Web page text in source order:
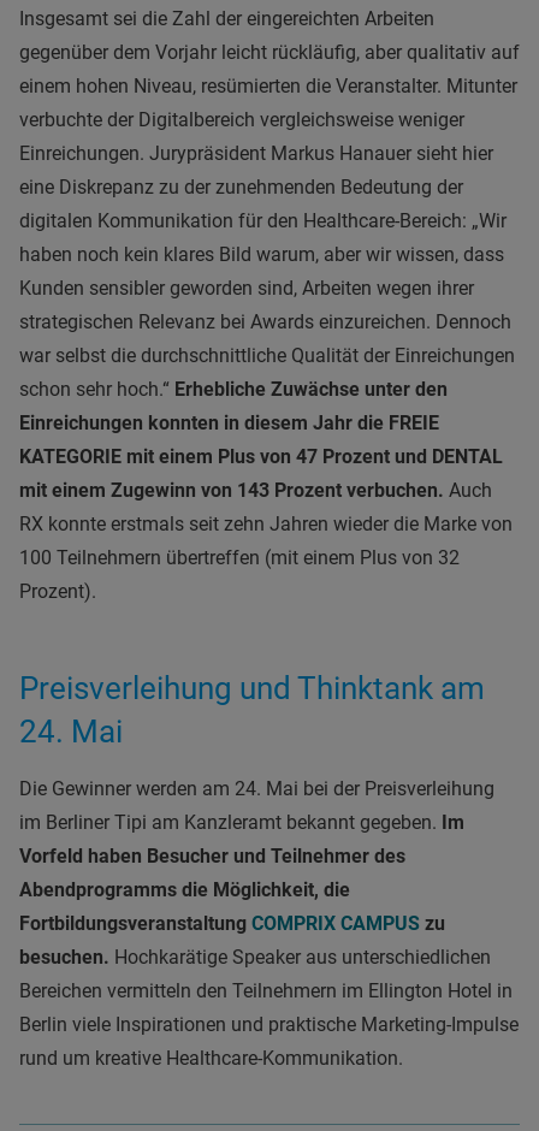
Insgesamt sei die Zahl der eingereichten Arbeiten
gegenüber dem Vorjahr leicht rückläufig, aber qualitativ auf
einem hohen Niveau, resümierten die Veranstalter. Mitunter
verbuchte der Digitalbereich vergleichsweise weniger
Einreichungen. Jurypräsident Markus Hanauer sieht hier
eine Diskrepanz zu der zunehmenden Bedeutung der
digitalen Kommunikation für den Healthcare-Bereich: „Wir
haben noch kein klares Bild warum, aber wir wissen, dass
Kunden sensibler geworden sind, Arbeiten wegen ihrer
strategischen Relevanz bei Awards einzureichen. Dennoch
war selbst die durchschnittliche Qualität der Einreichungen
schon sehr hoch.“ Erhebliche Zuwächse unter den
Einreichungen konnten in diesem Jahr die FREIE
KATEGORIE mit einem Plus von 47 Prozent und DENTAL
mit einem Zugewinn von 143 Prozent verbuchen. Auch
RX konnte erstmals seit zehn Jahren wieder die Marke von
100 Teilnehmern übertreffen (mit einem Plus von 32
Prozent).
Preisverleihung und Thinktank am
24. Mai
Die Gewinner werden am 24. Mai bei der Preisverleihung
im Berliner Tipi am Kanzleramt bekannt gegeben. Im
Vorfeld haben Besucher und Teilnehmer des
Abendprogramms die Möglichkeit, die
Fortbildungsveranstaltung COMPRIX CAMPUS zu
besuchen. Hochkarätige Speaker aus unterschiedlichen
Bereichen vermitteln den Teilnehmern im Ellington Hotel in
Berlin viele Inspirationen und praktische Marketing-Impulse
rund um kreative Healthcare-Kommunikation.